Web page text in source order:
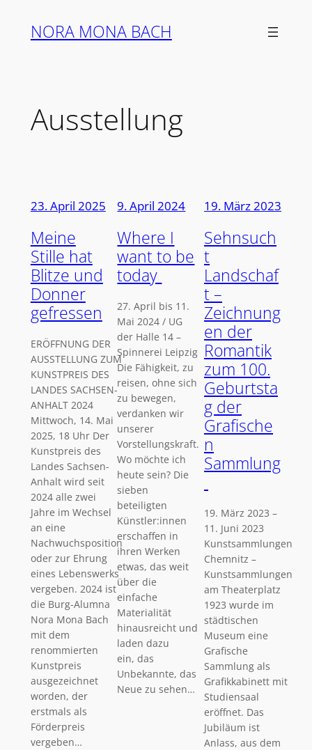
InhaltNORA MONA BACH
Ausstellung
23. April 2025
Meine
Stille hat
Blitze und
Donner
gefressen
ERÖFFNUNG DER
AUSSTELLUNG ZUM
KUNSTPREIS DES
LANDES SACHSEN-
ANHALT 2024
Mittwoch, 14. Mai
2025, 18 Uhr Der
Kunstpreis des
Landes Sachsen-
Anhalt wird seit
2024 alle zwei
Jahre im Wechsel
an eine
Nachwuchsposition
oder zur Ehrung
eines Lebenswerks
vergeben. 2024 ist
die Burg-Alumna
Nora Mona Bach
mit dem
renommierten
Kunstpreis
ausgezeichnet
worden, der
erstmals als
Förderpreis
vergeben…
9. April 2024
Where I
want to be
today
27. April bis 11.
Mai 2024 / UG
der Halle 14 –
Spinnerei Leipzig
Die Fähigkeit, zu
reisen, ohne sich
zu bewegen,
verdanken wir
unserer
Vorstellungskraft.
Wo möchte ich
heute sein? Die
sieben
beteiligten
Künstler:innen
erschaffen in
ihren Werken
etwas, das weit
über die
einfache
Materialität
hinausreicht und
laden dazu
ein, das
Unbekannte, das
Neue zu sehen…
19. März 2023
Sehnsuch
t
Landschaf
t –
Zeichnung
en der
Romantik
zum 100.
Geburtsta
g der
Grafische
n
Sammlung
19. März 2023 –
11. Juni 2023
Kunstsammlungen
Chemnitz –
Kunstsammlungen
am Theaterplatz
1923 wurde im
städtischen
Museum eine
Grafische
Sammlung als
Grafikkabinett mit
Studiensaal
eröffnet. Das
Jubiläum ist
Anlass, aus dem